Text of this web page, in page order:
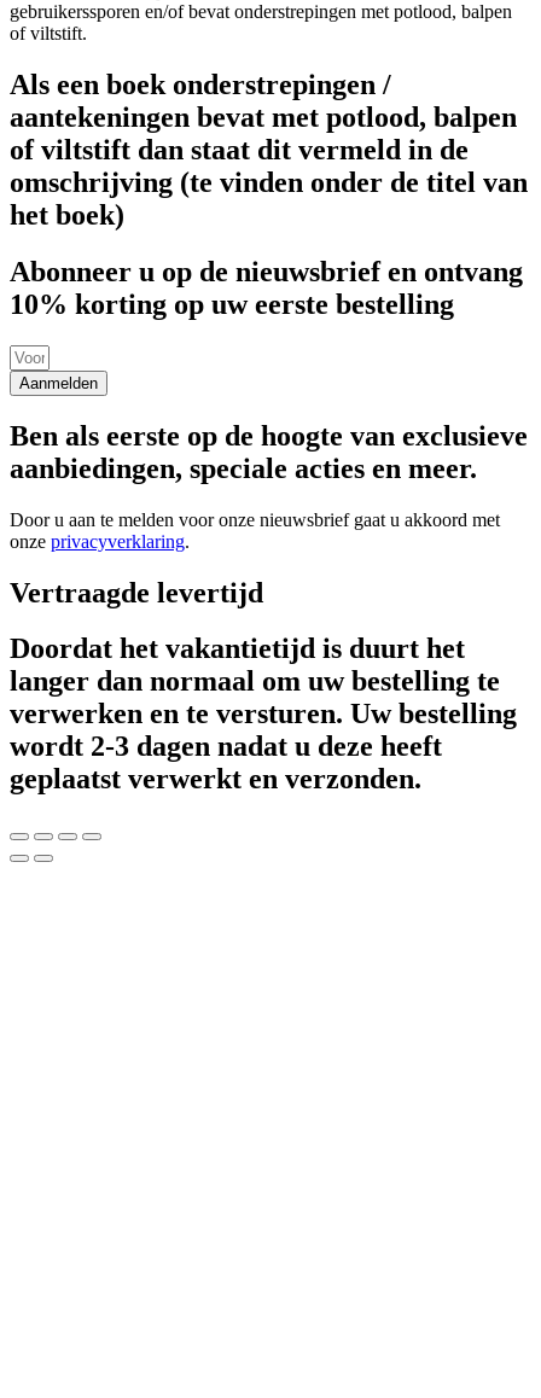
gebruikerssporen en/of bevat onderstrepingen met potlood, balpen
of viltstift.
Als een boek onderstrepingen /
aantekeningen bevat met potlood, balpen
of viltstift dan staat dit vermeld in de
omschrijving (te vinden onder de titel van
het boek)
Abonneer u op de nieuwsbrief en ontvang
10% korting op uw eerste bestelling
Aanmelden
Ben als eerste op de hoogte van exclusieve
aanbiedingen, speciale acties en meer.
Door u aan te melden voor onze nieuwsbrief gaat u akkoord met
onze privacyverklaring.
Vertraagde levertijd
Doordat het vakantietijd is duurt het
langer dan normaal om uw bestelling te
verwerken en te versturen. Uw bestelling
wordt 2-3 dagen nadat u deze heeft
geplaatst verwerkt en verzonden.